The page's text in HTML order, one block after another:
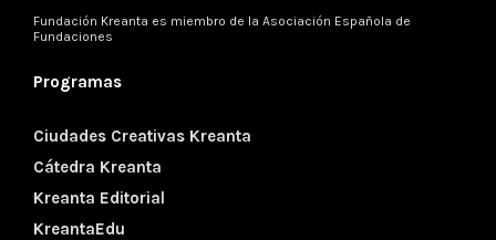
Fundación Kreanta es miembro de la Asociación Española de
Fundaciones
Programas
Ciudades Creativas Kreanta
Cátedra Kreanta
Kreanta Editorial
KreantaEdu